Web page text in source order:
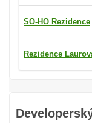
SO-HO Rezidence
Rezidence